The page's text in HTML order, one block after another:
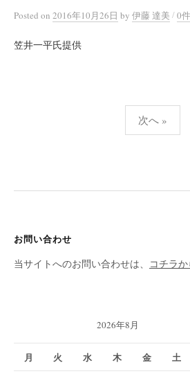
Posted on 2016年10月26日 by 伊藤 達美 /0
笠井一平氏提供
ナ
ー
シ
次へ »
お問い合わせ
当サイトへのお問い合わせは、
コチラか
2026年8月
月 火 水 木 金 土